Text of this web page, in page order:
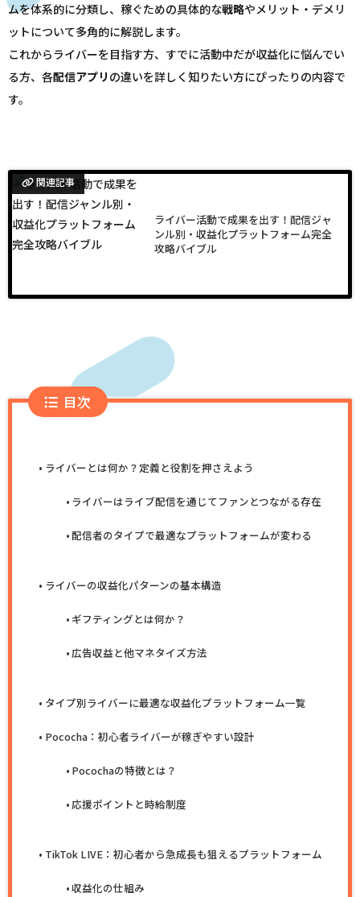
ムを体系的に分類し、稼ぐための具体的な戦略やメリット・デメリ
ットについて多角的に解説します。
これからライバーを目指す方、すでに活動中だが収益化に悩んでい
る方、各配信アプリ の違いを詳しく知りたい方にぴったりの内容で
す。
関連記事
ライバー活動で成果を出す！配信ジャ
ンル別・収益化プラットフォーム完全
攻略バイブル
目次
ライバーとは何か？定義と役割を押さえよう
ライバーはライブ配信を通じてファンとつながる存在
配信者のタイプで最適なプラットフォームが変わる
ライバーの収益化パターンの基本構造
ギフティングとは何か？
広告収益と他マネタイズ方法
タイプ別ライバーに最適な収益化プラットフォーム一覧
Pococha：初心者ライバーが稼ぎやすい設計
Pocochaの特徴とは？
応援ポイントと時給制度
TikTok LIVE：初心者から急成長も狙えるプラットフォーム
収益化の仕組み